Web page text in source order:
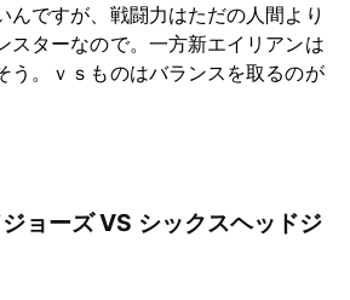
んですが、戦闘力はただの人間より
スターなので。一方新エイリアンは
う。ｖｓものはバランスを取るのが
ジョーズ VS シックスヘッドジ